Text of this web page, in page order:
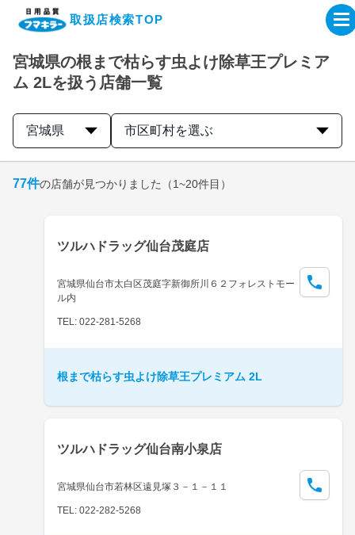
取扱店検索TOP
企業・IR情報サイト
製品情報サイト
取扱店検索はこちら
宮城県の根まで枯らす虫よけ除草王プレミア
ム 2Lを扱う店舗一覧
宮城県 市区町村を選ぶ
77件の店舗が見つかりました （1~20件目）
ツルハドラッグ仙台茂庭店
宮城県仙台市太白区茂庭字新御所川６２フォレストモー
ル内
TEL: 022-281-5268
根まで枯らす虫よけ除草王プレミアム 2L
ツルハドラッグ仙台南小泉店
宮城県仙台市若林区遠見塚３－１－１１
TEL: 022-282-5268